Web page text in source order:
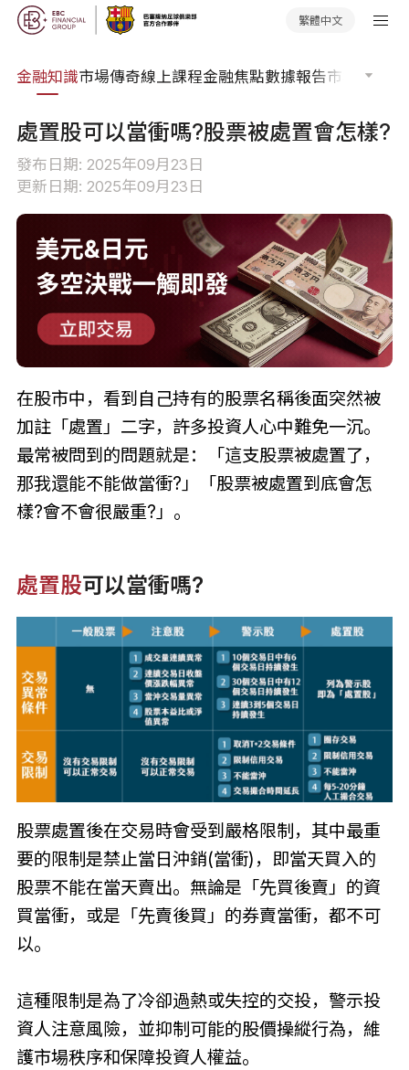
繁體中文
金融知識市場傳奇線上課程金融焦點數據報告市場分析
處置股可以當衝嗎?股票被處置會怎樣?
發布日期: 2025年09月23日
更新日期: 2025年09月23日
在股市中，看到自己持有的股票名稱後面突然被
加註「處置」二字，許多投資人心中難免一沉。
最常被問到的問題就是：「這支股票被處置了，
那我還能不能做當衝?」「股票被處置到底會怎
樣?會不會很嚴重?」。
處置股可以當衝嗎?
股票處置後在交易時會受到嚴格限制，其中最重
要的限制是禁止當日沖銷(當衝)，即當天買入的
股票不能在當天賣出。無論是「先買後賣」的資
買當衝，或是「先賣後買」的券賣當衝，都不可
以。
這種限制是為了冷卻過熱或失控的交投，警示投
資人注意風險，並抑制可能的股價操縱行為，維
護市場秩序和保障投資人權益。